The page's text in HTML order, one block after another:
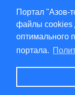
Портал "Азов-
файлы cookies
оптимального
портала.